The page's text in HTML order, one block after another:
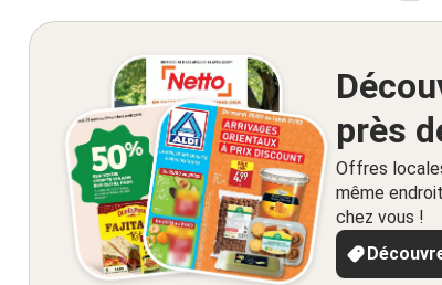
près
Offres
même
chez vous !